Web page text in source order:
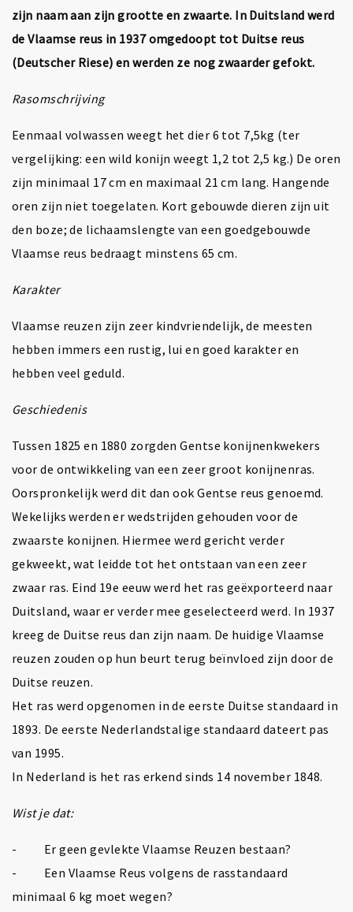
zijn naam aan zijn grootte en zwaarte. In Duitsland werd
de Vlaamse reus in 1937 omgedoopt tot Duitse reus
(Deutscher Riese) en werden ze nog zwaarder gefokt.
Rasomschrijving
Eenmaal volwassen weegt het dier 6 tot 7,5kg (ter
vergelijking: een wild konijn weegt 1,2 tot 2,5 kg.) De oren
zijn minimaal 17 cm en maximaal 21 cm lang. Hangende
oren zijn niet toegelaten. Kort gebouwde dieren zijn uit
den boze; de lichaamslengte van een goedgebouwde
Vlaamse reus bedraagt minstens 65 cm.
Karakter
Vlaamse reuzen zijn zeer kindvriendelijk, de meesten
hebben immers een rustig, lui en goed karakter en
hebben veel geduld.
Geschiedenis
Tussen 1825 en 1880 zorgden Gentse konijnenkwekers
voor de ontwikkeling van een zeer groot konijnenras.
Oorspronkelijk werd dit dan ook Gentse reus genoemd.
Wekelijks werden er wedstrijden gehouden voor de
zwaarste konijnen. Hiermee werd gericht verder
gekweekt, wat leidde tot het ontstaan van een zeer
zwaar ras. Eind 19e eeuw werd het ras geëxporteerd naar
Duitsland, waar er verder mee geselecteerd werd. In 1937
kreeg de Duitse reus dan zijn naam. De huidige Vlaamse
reuzen zouden op hun beurt terug beïnvloed zijn door de
Duitse reuzen.
Het ras werd opgenomen in de eerste Duitse standaard in
1893. De eerste Nederlandstalige standaard dateert pas
van 1995.
In Nederland is het ras erkend sinds 14 november 1848.
Wist je dat:
- Er geen gevlekte Vlaamse Reuzen bestaan?
- Een Vlaamse Reus volgens de rasstandaard
minimaal 6 kg moet wegen?